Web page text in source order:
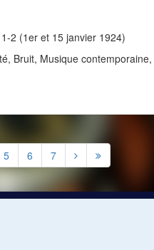
2 (1er et 15 janvier 1924)
Bruit, Musique
5 6 7